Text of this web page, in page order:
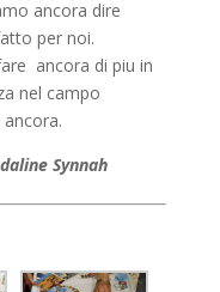
ancora dire
per noi.
ancora di piu in
nel campo
Synnah